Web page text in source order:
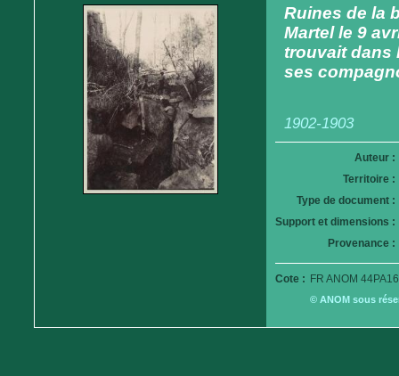
Ruines de la
Martel le 9
trouvait dans
ses
1902-1903
Auteur :
Territoire :
Type de document :
Support et dimensions :
Provenance :
Cote : FR ANOM
© ANOM sous